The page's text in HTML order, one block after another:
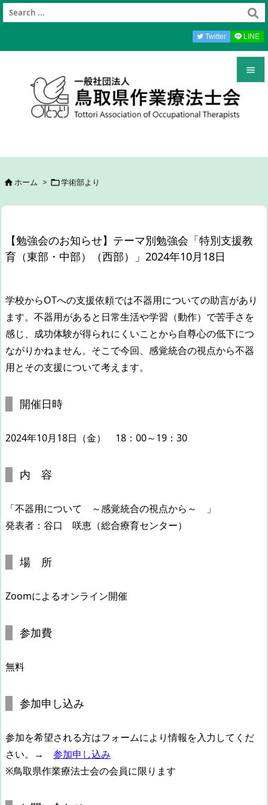


Twitter LINE
ホーム > 学術部より
【勉強会のお知らせ】テーマ別勉強会「特別支援教
育（東部・中部）（西部）」2024年10月18日
学校からOTへの支援依頼では不器用についての助言があり
ます。不器用があると日常生活や学習（動作）で苦手さを
感じ、成功体験が得られにくいことから自尊心の低下につ
ながりかねません。そこで今回、感覚統合の視点から不器
用とその支援について考えます。
開催日時
2024年10月18日（金） 18：00～19：30
内 容
「不器用について ～感覚統合の視点から～ 」
発表者：谷口 咲恵（総合療育センター）
場 所
Zoomによるオンライン開催
参加費
無料
参加申し込み
参加を希望される方はフォームにより情報を入力してくだ
さい。→ 参加申し込み
※鳥取県作業療法士会の会員に限ります